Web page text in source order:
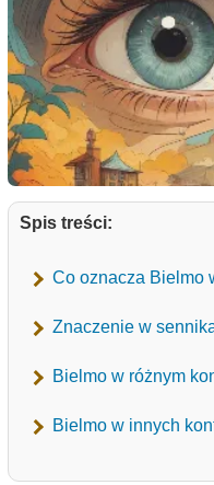
Spis treści:
Co oznacza Bielmo
Znaczenie w
Bielmo w różnym
Bielmo w innych